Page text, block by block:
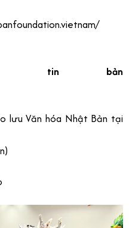
tin bản
lưu Văn hóa Nhật Bản tại